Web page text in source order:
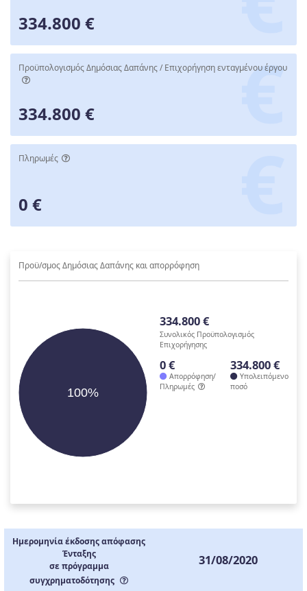
334.800 €
Προϋπολογισμός Δημόσιας Δαπάνης / Επιχορήγηση ενταγμένου έργου
334.800 €
Πληρωμές
0 €
Προϋ/σμος Δημόσιας Δαπάνης και απορρόφηση
100%
334.800 €
Συνολικός Προϋπολογισμός
Επιχορήγησης
0 €
Απορρόφηση/
Πληρωμές
334.800 €
Υπολειπόμενο
ποσό
Ημερομηνία έκδοσης απόφασης
Ένταξης
σε πρόγραμμα
συγχρηματοδότησης
31/08/2020